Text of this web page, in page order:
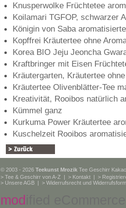
Knusperwolke Früchtetee
Koilamari TGFOP, schwarzer
Königin von Saba
Kopffrei Kräutertee ohne
Korea BIO Jeju Jeoncha
Kraftbringer mit Eisen
Kräutergarten, Kräutertee
Kräutertee Olivenblätter-Tee
Kreativität, Rooibos natürlich
Kümmel ganz
Kurkuma Power Kräutertee
Kuschelzeit Rooibos
© 2003 - 2026 Teekunst Mrozik Tee Geschirr
> Tee & Geschirr von A-Z | > Kontakt | >
> Unsere AGB | > Widerrufsrecht und
mod